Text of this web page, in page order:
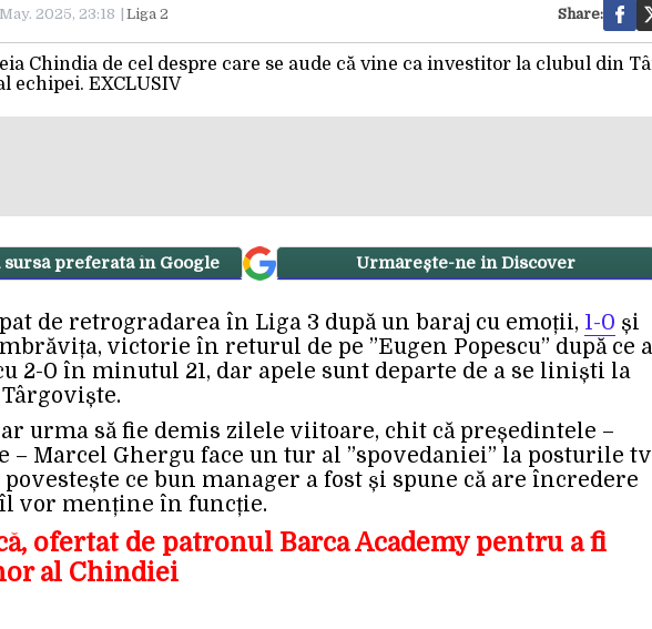
2025, 23:18 Liga 2 Share:
sursă preferată în Google Urmărește-ne in Discover
de retrogradarea în Liga 3 după un baraj cu emoții, 1-0 și
victorie în returul de pe ”Eugen Popescu” după ce a
2-0 în minutul 21, dar apele sunt departe de a se liniști la
urma să fie demis zilele viitoare, chit că președintele –
– Marcel Ghergu face un tur al ”spovedaniei” la posturile tv
ce bun manager a fost și spune că are încredere
vor menține în funcție.
ofertat de patronul Barca Academy pentru a fi
al Chindiei